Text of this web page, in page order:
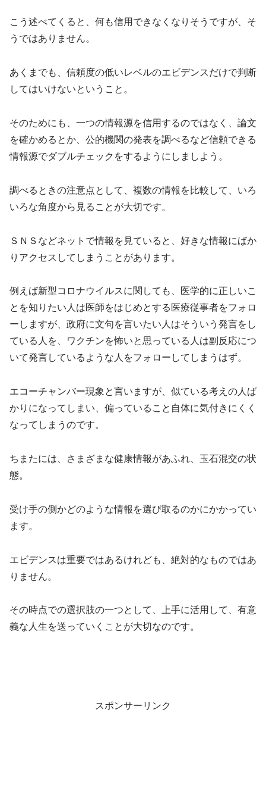
こう述べてくると、何も信用できなくなりそうですが、そ
うではありません。
あくまでも、信頼度の低いレベルのエビデンスだけで判断
してはいけないということ。
そのためにも、一つの情報源を信用するのではなく、論文
を確かめるとか、公的機関の発表を調べるなど信頼できる
情報源でダブルチェックをするようにしましよう。
調べるときの注意点として、複数の情報を比較して、いろ
いろな角度から見ることが大切です。
ＳＮＳなどネットで情報を見ていると、好きな情報にばか
りアクセスしてしまうことがあります。
例えば新型コロナウイルスに関しても、医学的に正しいこ
とを知りたい人は医師をはじめとする医療従事者をフォロ
ーしますが、政府に文句を言いたい人はそういう発言をし
ている人を、ワクチンを怖いと思っている人は副反応につ
いて発言しているような人をフォローしてしまうはず。
エコーチャンバー現象と言いますが、似ている考えの人ば
かりになってしまい、偏っていること自体に気付きにくく
なってしまうのです。
ちまたには、さまざまな健康情報があふれ、玉石混交の状
態。
受け手の側かどのような情報を選び取るのかにかかってい
ます。
エビデンスは重要ではあるけれども、絶対的なものではあ
りません。
その時点での選択肢の一つとして、上手に活用して、有意
義な人生を送っていくことが大切なのです。
スポンサーリンク